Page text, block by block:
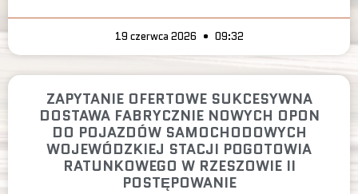
19 czerwca 2026 09:32
ZAPYTANIE OFERTOWE SUKCESYWNA
DOSTAWA FABRYCZNIE NOWYCH OPON
DO POJAZDÓW SAMOCHODOWYCH
WOJEWÓDZKIEJ STACJI POGOTOWIA
RATUNKOWEGO W RZESZOWIE II
POSTĘPOWANIE